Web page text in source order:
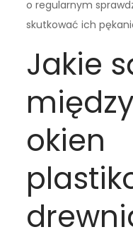
o regularnym
skutkować ich
Jakie
okien